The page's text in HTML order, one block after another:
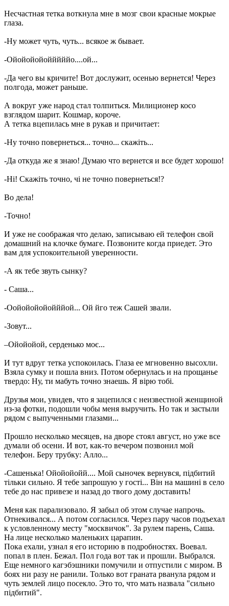
Несчастная тетка воткнула мне в мозг свои красные мокрые
глаза.
-Ну может чуть, чуть... всякое ж бывает.
-Ойойойойойййййо....ой...
-Да чего вы кричите! Вот дослужит, осенью вернется! Через
полгода, может раньше.
А вокруг уже народ стал толпиться. Милиционер косо
взглядом шарит. Кошмар, короче.
А тетка вцепилась мне в рукав и причитает:
-Ну точно повернеться... точно... скажіть...
-Да откуда же я знаю! Думаю что вернется и все будет хорошо!
-Ні! Скажіть точно, чі не точно повернеться!?
Во дела!
-Точно!
И уже не соображая что делаю, записываю ей телефон свой
домашний на клочке бумаге. Позвоните когда приедет. Это
вам для успокоительной уверенности.
-А як тебе звуть сынку?
- Саша...
-Оойойойойойййой... Ой йго теж Сашей звали.
-Зовут...
–Ойойойой, серденько моє...
И тут вдруг тетка успокоилась. Глаза ее мгновенно высохли.
Взяла сумку и пошла вниз. Потом обернулась и на прощанье
твердо: Ну, ти мабуть точно знаешь. Я вірю тобі.
Друзья мои, увидев, что я зацепился с неизвестной женщиной
из-за фотки, подошли чобы меня выручить. Но так и застыли
рядом с выпученными глазами...
Прошло несколько месяцев, на дворе стоял август, но уже все
думали об осени. И вот, как-то вечером позвонил мой
телефон. Беру трубку: Алло...
-Сашенька! Ойойойойй.... Мой сыночек вернувся, підбитий
тільки сильно. Я тебе запрошую у гості... Він на машині в село
тебе до нас привезе и назад до твого дому доставить!
Меня как парализовало. Я забыл об этом случае напрочь.
Отнекивался... А потом согласился. Через пару часов подъехал
к условленному месту "москвичок". За рулем парень, Саша.
На лице несколько маленьких царапин.
Пока ехали, узнал я его историю в подробностях. Воевал.
попал в плен. Бежал. Пол года вот так и прошли. Выбрался.
Еще немного кагэбэшники помучили и отпустили с миром. В
боях ни разу не ранили. Только вот граната рванула рядом и
чуть землей лицо посекло. Это то, что мать назвала "сильно
підбитий".